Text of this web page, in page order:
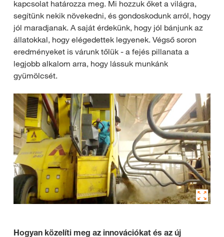
kapcsolat határozza meg. Mi hozzuk őket a világra,
segítünk nekik növekedni, és gondoskodunk arról, hogy
jól maradjanak. A saját érdekünk, hogy jól bánjunk az
állatokkal, hogy elégedettek legyenek. Végső soron
eredményeket is várunk tőlük - a fejés pillanata a
legjobb alkalom arra, hogy lássuk munkánk
gyümölcsét.
Hogyan közelíti meg az innovációkat és az új